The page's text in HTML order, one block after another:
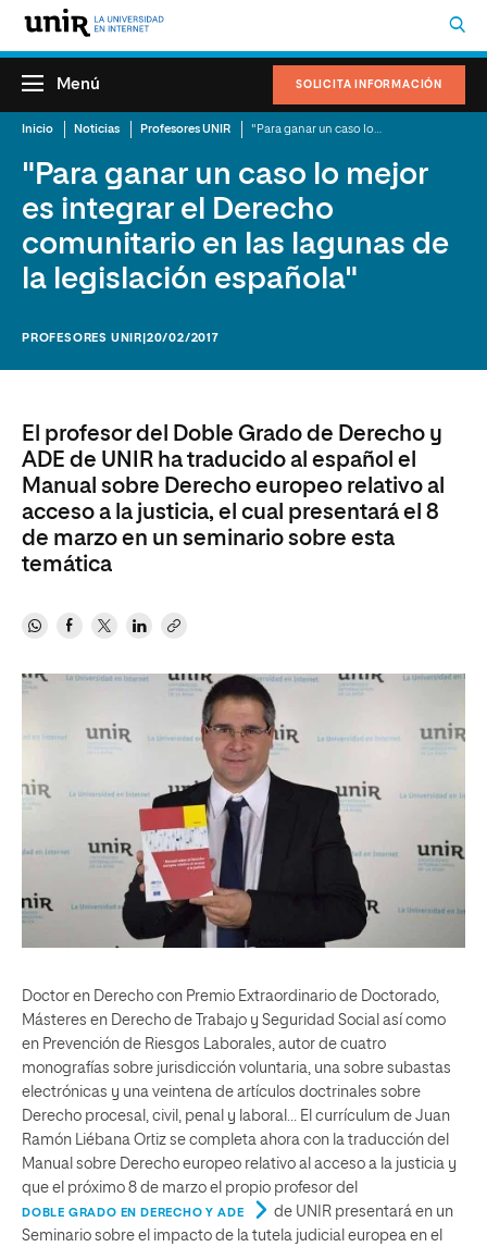
SOLICITA INFORMACIÓN
Menú
Inicio Noticias Profesores UNIR
"Para ganar un caso lo mejor
es integrar el Derecho
comunitario en las lagunas de
la legislación española"
PROFESORES UNIR |20/02/2017
El profesor del Doble Grado de Derecho y
ADE de UNIR ha traducido al español el
Manual sobre Derecho europeo relativo al
acceso a la justicia, el cual presentará el 8
de marzo en un seminario sobre esta
temática
Doctor en Derecho con Premio Extraordinario de Doctorado,
Másteres en Derecho de Trabajo y Seguridad Social así como
en Prevención de Riesgos Laborales, autor de cuatro
monografías sobre jurisdicción voluntaria, una sobre subastas
electrónicas y una veintena de artículos doctrinales sobre
Derecho procesal, civil, penal y laboral… El currículum de Juan
Ramón Liébana Ortiz se completa ahora con la traducción del
Manual sobre Derecho europeo relativo al acceso a la justicia y
que el próximo 8 de marzo el propio profesor del
DOBLE GRADO EN DERECHO Y ADE
de UNIR presentará en un
Seminario sobre el impacto de la tutela judicial europea en el